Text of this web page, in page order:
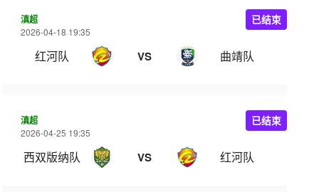
滇超
2026-04-18 19:35
红河队 VS 曲靖队
已结束
滇超
2026-04-25 19:35
西双版纳队 VS 红河队
已结束